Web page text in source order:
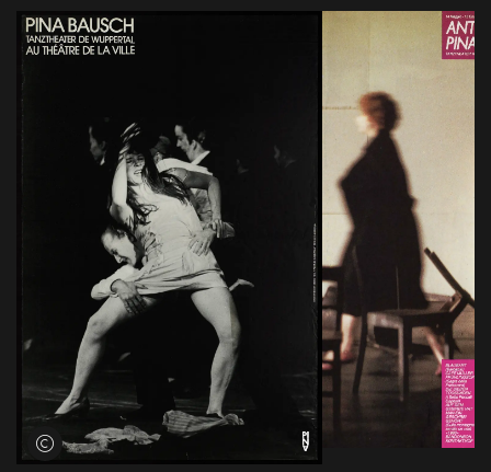
Credits öffnen